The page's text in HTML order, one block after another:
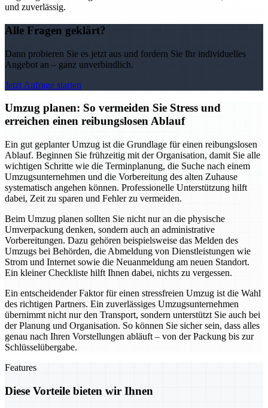
und zuverlässig.
Alle Fragen geklärt?
Dann probieren Sie es jetzt aus und fordern Sie Ihr individuelles
Angebot an – ganz unverbindlich.
Jetzt Anfrage starten
Umzug planen: So vermeiden Sie Stress und
erreichen einen reibungslosen Ablauf
Ein gut geplanter Umzug ist die Grundlage für einen reibungslosen
Ablauf. Beginnen Sie frühzeitig mit der Organisation, damit Sie alle
wichtigen Schritte wie die Terminplanung, die Suche nach einem
Umzugsunternehmen und die Vorbereitung des alten Zuhause
systematisch angehen können. Professionelle Unterstützung hilft
dabei, Zeit zu sparen und Fehler zu vermeiden.
Beim Umzug planen sollten Sie nicht nur an die physische
Umverpackung denken, sondern auch an administrative
Vorbereitungen. Dazu gehören beispielsweise das Melden des
Umzugs bei Behörden, die Abmeldung von Dienstleistungen wie
Strom und Internet sowie die Neuanmeldung am neuen Standort.
Ein kleiner Checkliste hilft Ihnen dabei, nichts zu vergessen.
Ein entscheidender Faktor für einen stressfreien Umzug ist die Wahl
des richtigen Partners. Ein zuverlässiges Umzugsunternehmen
übernimmt nicht nur den Transport, sondern unterstützt Sie auch bei
der Planung und Organisation. So können Sie sicher sein, dass alles
genau nach Ihren Vorstellungen abläuft – von der Packung bis zur
Schlüsselübergabe.
Features
Diese Vorteile bieten wir Ihnen